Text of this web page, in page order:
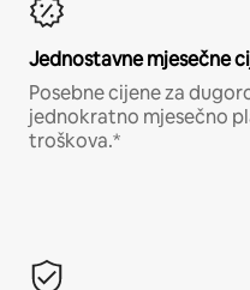
Jednostavne mjesečne
Posebne cijene za
jednokratno mjesečno
troškova.*